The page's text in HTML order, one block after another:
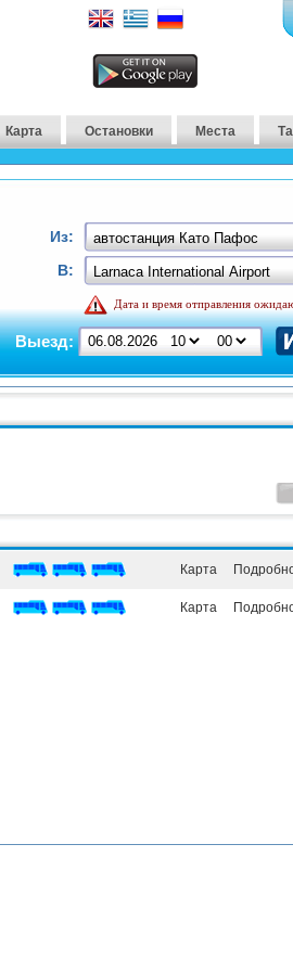
Карта Остановки Места
Из:
В:
Дата и время отправления
Выезд:
Карта
Карта